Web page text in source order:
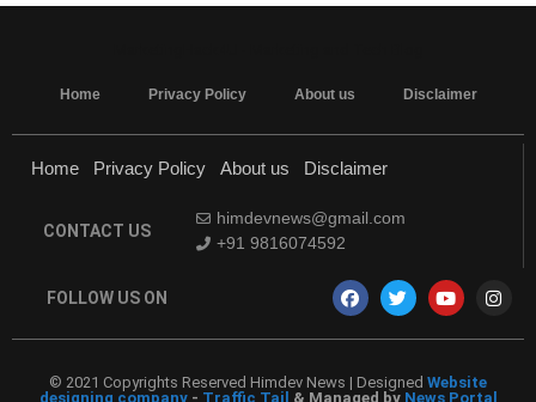
Home Privacy Policy About us Disclaimer
Home Privacy Policy About us Disclaimer
CONTACT US
himdevnews@gmail.com
+91 9816074592
FOLLOW US ON
© 2021 Copyrights Reserved Himdev News | Designed Website
designing company- Traffic Tail & Managed by News Portal